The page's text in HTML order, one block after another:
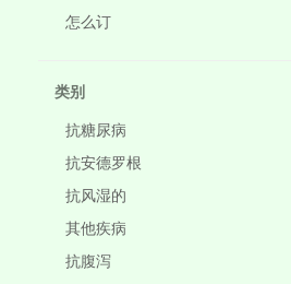
怎么订
类别
抗糖尿病
抗安德罗根
抗风湿的
其他疾病
抗腹泻